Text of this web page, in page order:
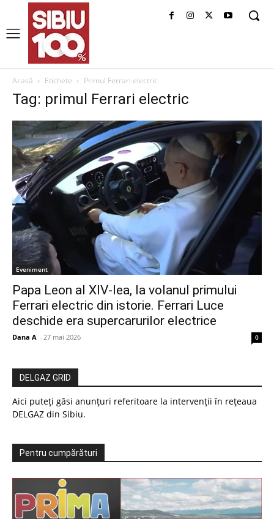
Acasă Etichete Primul Ferrari electric
Tag: primul Ferrari electric
Eveniment
Papa Leon al XIV-lea, la volanul primului
Ferrari electric din istorie. Ferrari Luce
deschide era supercarurilor electrice
Dana A - 27 mai 2026 0
DELGAZ GRID
Aici puteți găsi anunțuri referitoare la intervenții în rețeaua
DELGAZ din Sibiu.
Pentru cumpărături